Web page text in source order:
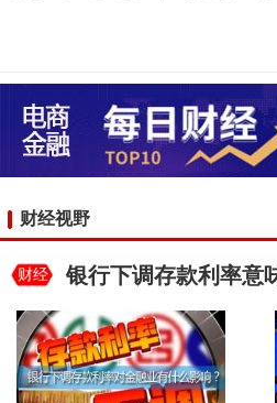
财经视野
财经 银行下调存款利率意